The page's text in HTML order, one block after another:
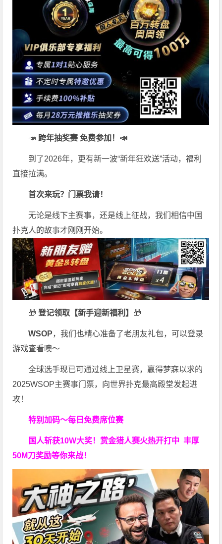
📣 跨年抽奖赛 免费参加 ！📣
到了2026年，更有新一波“新年狂欢送”活动，福利
直接拉满。
首次来玩？门票我请！
无论是线下主赛事，还是线上征战，我们相信中国
扑克人的故事才刚刚开始。
🎁 登记领取【新手迎新福利】 🎁
WSOP，我们也精心准备了老朋友礼包，可以登录
游戏查看噢～
全球选手现已可通过线上卫星赛，赢得梦寐以求的
2025WSOP主赛事门票，向世界扑克最高殿堂发起进
攻！
特别加码～每日免费席位赛
国人斩获10W大奖！ 赏金猎人赛火热开打中 丰厚
50M刀奖励等你来战！